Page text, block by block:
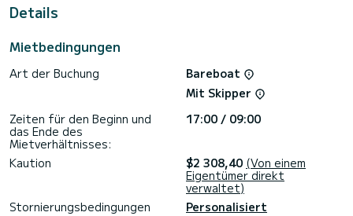
Details
Mietbedingungen
Art der Buchung
Bareboat
Mit Skipper
Zeiten für den Beginn und
das Ende des
Mietverhältnisses:
17:00 / 09:00
Kaution $2 308,40 (Von einem
Eigentümer direkt
verwaltet)
Stornierungsbedingungen
Personalisiert